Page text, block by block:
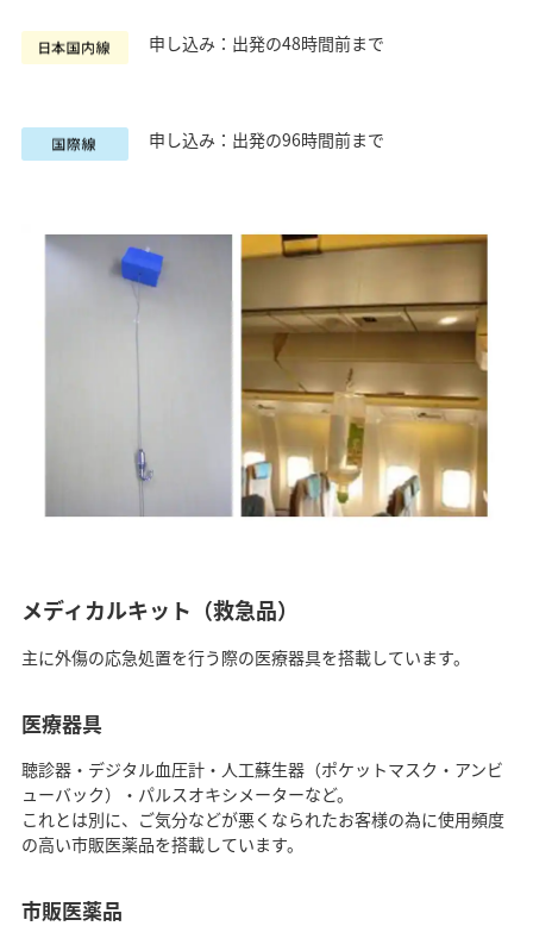
申し込み：出発の48時間前まで
申し込み：出発の96時間前まで
メディカルキット（救急品）
主に外傷の応急処置を行う際の医療器具を搭載しています。
医療器具
聴診器・デジタル血圧計・人工蘇生器（ポケットマスク・アンビ
ューバック）・パルスオキシメーターなど。
これとは別に、ご気分などが悪くなられたお客様の為に使用頻度
の高い市販医薬品を搭載しています。
市販医薬品